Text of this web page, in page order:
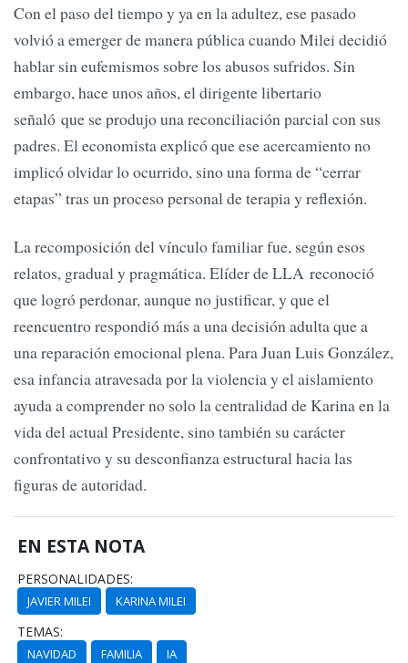
Con el paso del tiempo y ya en la adultez, ese pasado
volvió a emerger de manera pública cuando Milei decidió
hablar sin eufemismos sobre los abusos sufridos. Sin
embargo, hace unos años, el dirigente libertario
señaló que se produjo una reconciliación parcial con sus
padres. El economista explicó que ese acercamiento no
implicó olvidar lo ocurrido, sino una forma de “cerrar
etapas” tras un proceso personal de terapia y reflexión.
La recomposición del vínculo familiar fue, según esos
relatos, gradual y pragmática. Elíder de LLA reconoció
que logró perdonar, aunque no justificar, y que el
reencuentro respondió más a una decisión adulta que a
una reparación emocional plena. Para Juan Luis González,
esa infancia atravesada por la violencia y el aislamiento
ayuda a comprender no solo la centralidad de Karina en la
vida del actual Presidente, sino también su carácter
confrontativo y su desconfianza estructural hacia las
figuras de autoridad.
EN ESTA NOTA
PERSONALIDADES:
JAVIER MILEI KARINA MILEI
TEMAS:
NAVIDAD FAMILIA IA